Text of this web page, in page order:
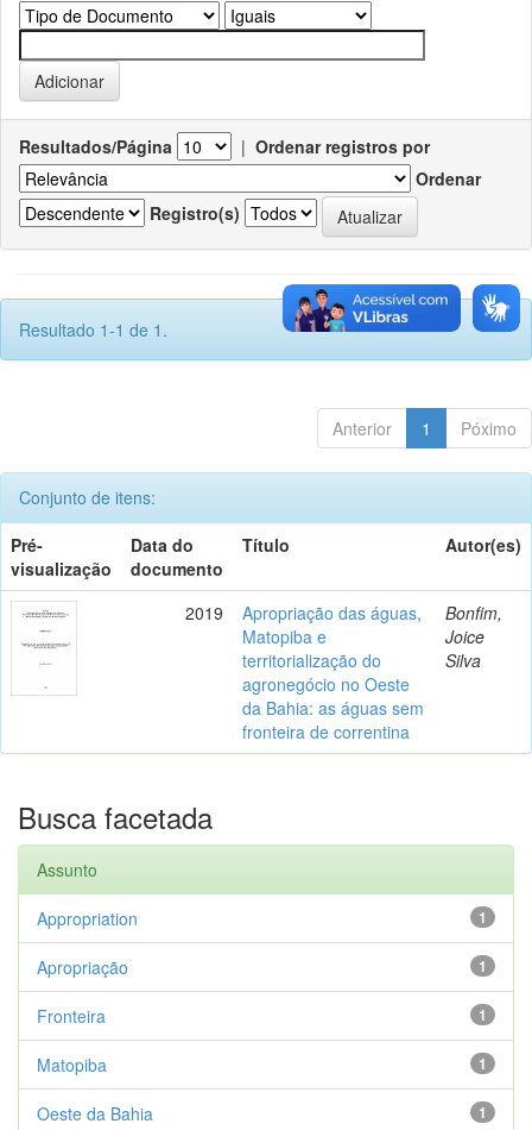
Resultados/Página | Ordenar registros por
Ordenar
Registro(s)
Resultado 1-1 de 1.
Anterior 1 Póximo
Conjunto de itens:
Pré-
visualização
Data do
documento
Título Autor(es)
2019
Apropriação das águas,
Matopiba e
territorialização do
agronegócio no Oeste
da Bahia: as águas sem
fronteira de correntina
Bonfim,
Joice
Silva
Busca facetada
Assunto
1
Appropriation
1
Apropriação
1
Fronteira
1
Matopiba
1
Oeste da Bahia